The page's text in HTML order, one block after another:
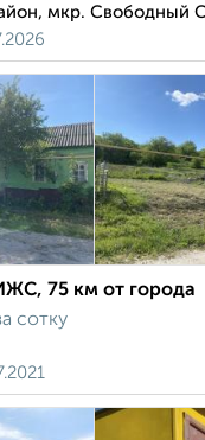
мкр. Свободный
75 км от города
сотку